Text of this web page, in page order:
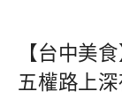
【台中美
五權路上